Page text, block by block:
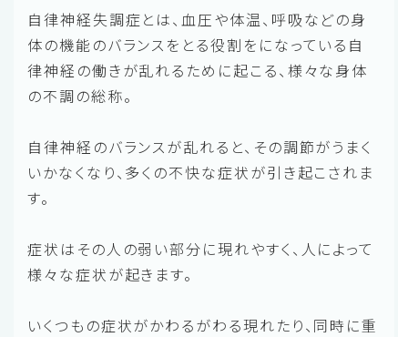
自律神経失調症とは、血圧や体温、呼吸などの身
体の機能のバランスをとる役割をになっている自
律神経の働きが乱れるために起こる、様々な身体
の不調の総称。
自律神経のバランスが乱れると、その調節がうまく
いかなくなり、多くの不快な症状が引き起こされま
す。
症状はその人の弱い部分に現れやすく、人によって
様々な症状が起きます。
いくつもの症状がかわるがわる現れたり、同時に重